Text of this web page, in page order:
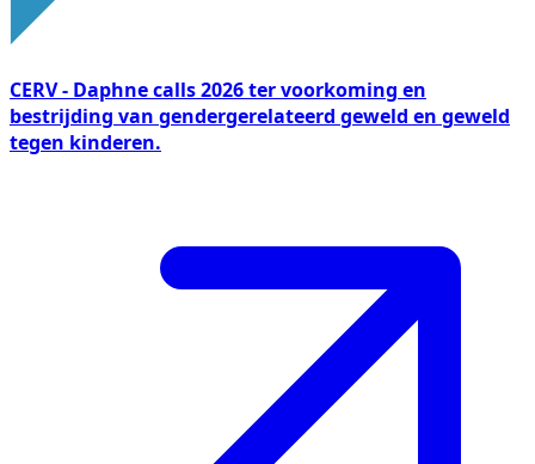
CERV - Daphne calls 2026 ter voorkoming en
bestrijding van gendergerelateerd geweld en geweld
tegen kinderen.